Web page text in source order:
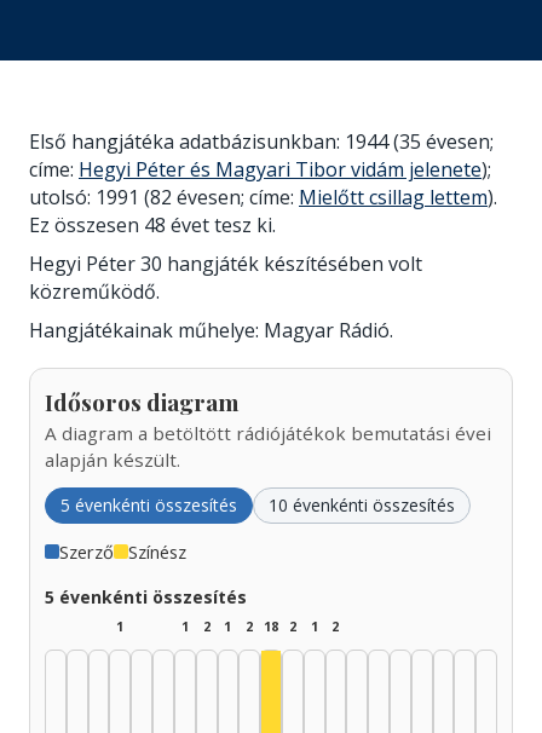
Első hangjátéka adatbázisunkban: 1944 (35 évesen;
címe: Hegyi Péter és Magyari Tibor vidám jelenete);
utolsó: 1991 (82 évesen; címe: Mielőtt csillag lettem).
Ez összesen 48 évet tesz ki.
Hegyi Péter 30 hangjáték készítésében volt
közreműködő.
Hangjátékainak műhelye: Magyar Rádió.
Idősoros diagram
A diagram a betöltött rádiójátékok bemutatási évei
alapján készült.
5 évenkénti összesítés 10 évenkénti összesítés
Szerző Színész
5 évenkénti összesítés
1 1 2 1 2 18 2 1 2